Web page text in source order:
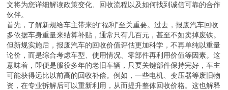
文将为您详细解读政策变化、回收流程以及如何找到诚信可靠的合作
伙伴。
首先，了解新规给车主带来的“福利”至关重要。过去，报废汽车回收
多依据车身重量来结算补贴，通常只有几百元，甚至不如卖掉废铁。
但新规实施后，报废汽车的回收价值评估更加科学，不再单纯以重量
论价，而是综合考虑车型、使用情况、零部件再利用价值等因素。这
意味着，即便是服役多年的老旧车辆，只要关键部件保持完好，车主
可能获得远比以前高的回收补偿。例如，一些电机、变压器等废旧物
资，在专业拆解后可以重新利用，从而提升整体回收价格。这也解释